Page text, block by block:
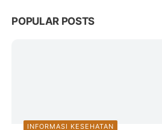
POPULAR POSTS
INFORMASI KESEHATAN